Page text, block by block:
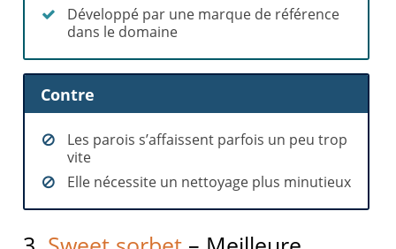
Développé par une marque de référence
dans le domaine
Contre
Les parois s’affaissent parfois un peu trop
vite
Elle nécessite un nettoyage plus minutieux